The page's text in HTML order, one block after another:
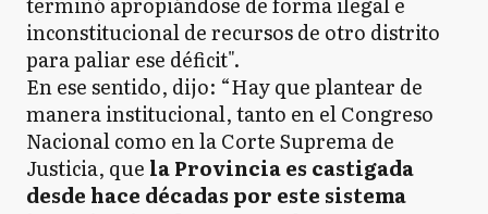
inconstitucional de recursos de otro distrito
para paliar ese déficit".
En ese sentido, dijo: “Hay que plantear de
manera institucional, tanto en el Congreso
Nacional como en la Corte Suprema de
Justicia, que la Provincia es castigada
desde hace décadas por este sistema